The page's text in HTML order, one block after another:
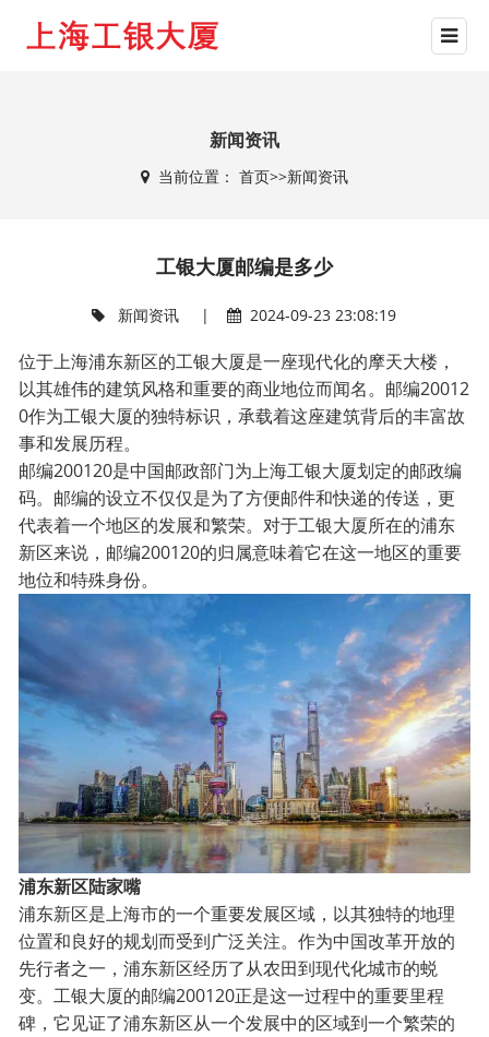
新闻资讯
当前位置： 首页>>新闻资讯
工银大厦邮编是多少
新闻资讯 | 2024-09-23 23:08:19
位于上海浦东新区的工银大厦是一座现代化的摩天大楼，
以其雄伟的建筑风格和重要的商业地位而闻名。邮编20012
0作为工银大厦的独特标识，承载着这座建筑背后的丰富故
事和发展历程。
邮编200120是中国邮政部门为上海工银大厦划定的邮政编
码。邮编的设立不仅仅是为了方便邮件和快递的传送，更
代表着一个地区的发展和繁荣。对于工银大厦所在的浦东
新区来说，邮编200120的归属意味着它在这一地区的重要
地位和特殊身份。
浦东新区陆家嘴
浦东新区是上海市的一个重要发展区域，以其独特的地理
位置和良好的规划而受到广泛关注。作为中国改革开放的
先行者之一，浦东新区经历了从农田到现代化城市的蜕
变。工银大厦的邮编200120正是这一过程中的重要里程
碑，它见证了浦东新区从一个发展中的区域到一个繁荣的